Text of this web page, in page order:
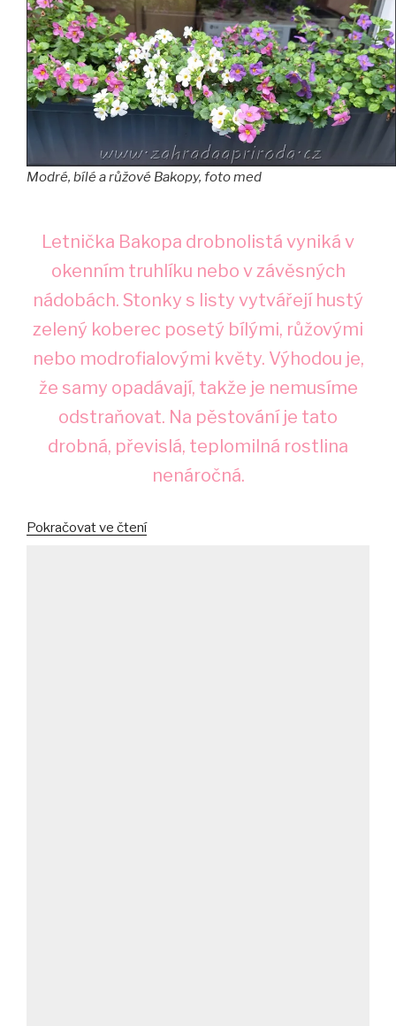
Modré, bílé a růžové Bakopy, foto med
Letnička Bakopa drobnolistá vyniká v
okenním truhlíku nebo v závěsných
nádobách. Stonky s listy vytvářejí hustý
zelený koberec posetý bílými, růžovými
nebo modrofialovými květy. Výhodou je,
že samy opadávají, takže je nemusíme
odstraňovat. Na pěstování je tato
drobná, převislá, teplomilná rostlina
nenáročná.
Pokračovat ve čtení„Bakopa